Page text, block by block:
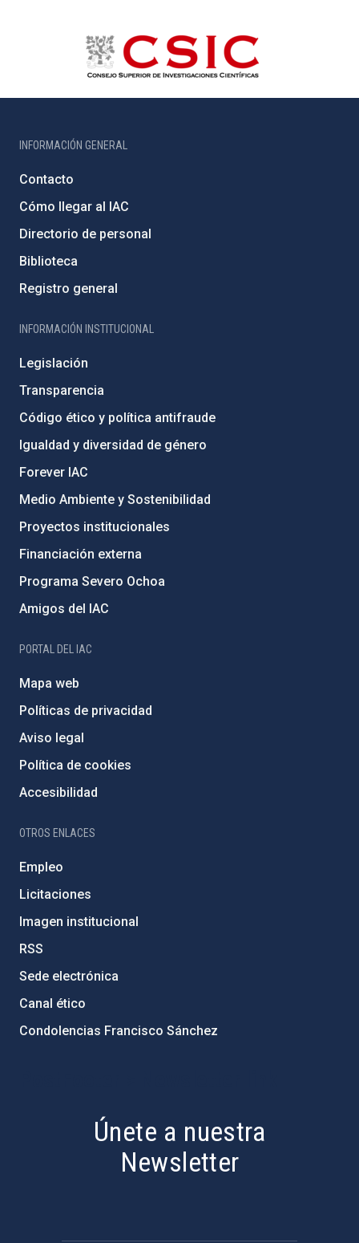
INFORMACIÓN GENERAL
Contacto
Cómo llegar al IAC
Directorio de personal
Biblioteca
Registro general
INFORMACIÓN INSTITUCIONAL
Legislación
Transparencia
Código ético y política antifraude
Igualdad y diversidad de género
Forever IAC
Medio Ambiente y Sostenibilidad
Proyectos institucionales
Financiación externa
Programa Severo Ochoa
Amigos del IAC
PORTAL DEL IAC
Mapa web
Políticas de privacidad
Aviso legal
Política de cookies
Accesibilidad
OTROS ENLACES
Empleo
Licitaciones
Imagen institucional
RSS
Sede electrónica
Canal ético
Condolencias Francisco Sánchez
Únete a nuestra
Newsletter